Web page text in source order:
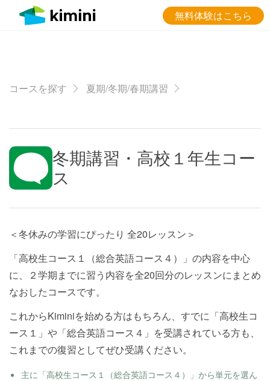
無料体験はこちら
コースを探す 夏期/冬期/春期講習
冬期講習・高校１年生コー
ス
＜冬休みの学習にぴったり 全20レッスン＞
「高校生コース１（総合英語コース４）」の内容を中心
に、２学期までに習う内容を全20回分のレッスンにまとめ
なおしたコースです。
これからKiminiを始める方はもちろん、すでに「高校生コ
ース１」や「総合英語コース４」を受講されている方も、
これまでの復習としてぜひ受講ください。
主に「高校生コース１（総合英語コース４）」から単元を選ん